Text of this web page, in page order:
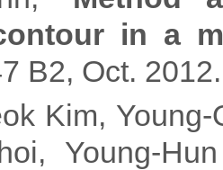
in a
B2, Oct. 2012.
Kim,
Young-